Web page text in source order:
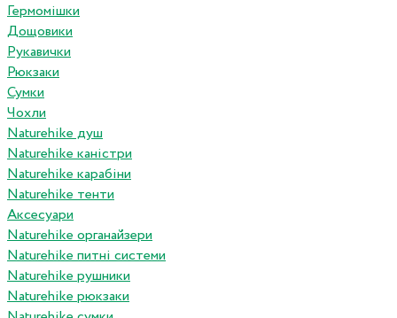
Гермомішки
Дощовики
Рукавички
Рюкзаки
Сумки
Чохли
Naturehike душ
Naturehike каністри
Naturehike карабіни
Naturehike тенти
Аксесуари
Naturehike органайзери
Naturehike питні системи
Naturehike рушники
Naturehike рюкзаки